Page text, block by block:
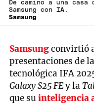
De camino a una
Samsung con IA.
Samsung
Samsungconvirtió
presentaciones de
tecnológica IFA
Galaxy S25 FEy la
que suinteligencia